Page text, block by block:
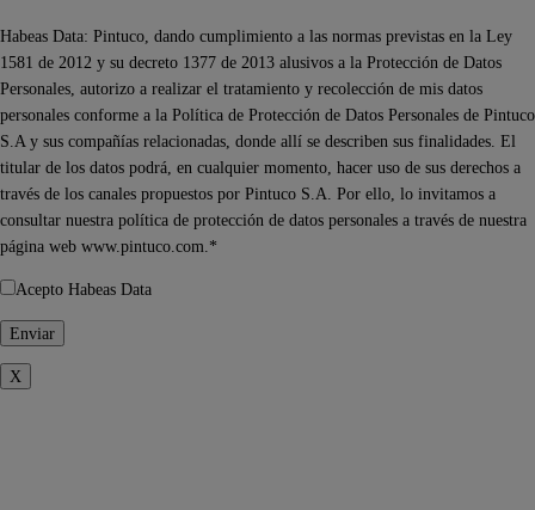
Habeas Data: Pintuco, dando cumplimiento a las normas previstas en la Ley
1581 de 2012 y su decreto 1377 de 2013 alusivos a la Protección de Datos
Personales, autorizo a realizar el tratamiento y recolección de mis datos
personales conforme a la Política de Protección de Datos Personales de Pintuco
S.A y sus compañías relacionadas, donde allí se describen sus finalidades. El
titular de los datos podrá, en cualquier momento, hacer uso de sus derechos a
través de los canales propuestos por Pintuco S.A. Por ello, lo invitamos a
consultar nuestra política de protección de datos personales a través de nuestra
página web www.pintuco.com.*
Acepto Habeas Data
X